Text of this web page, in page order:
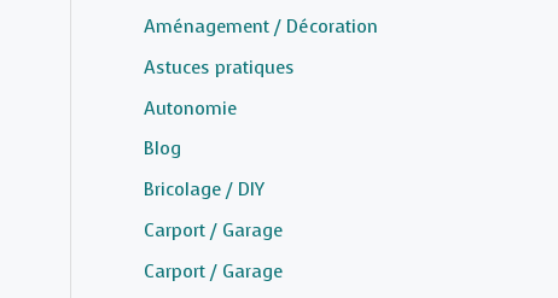
Aménagement / Décoration
Astuces pratiques
Autonomie
Blog
Bricolage / DIY
Carport / Garage
Carport / Garage